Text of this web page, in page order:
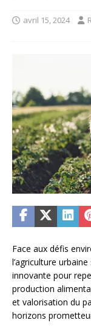
avril 15, 2024
Face aux défis
l’agriculture
innovante pour
production
et valorisation du
horizons